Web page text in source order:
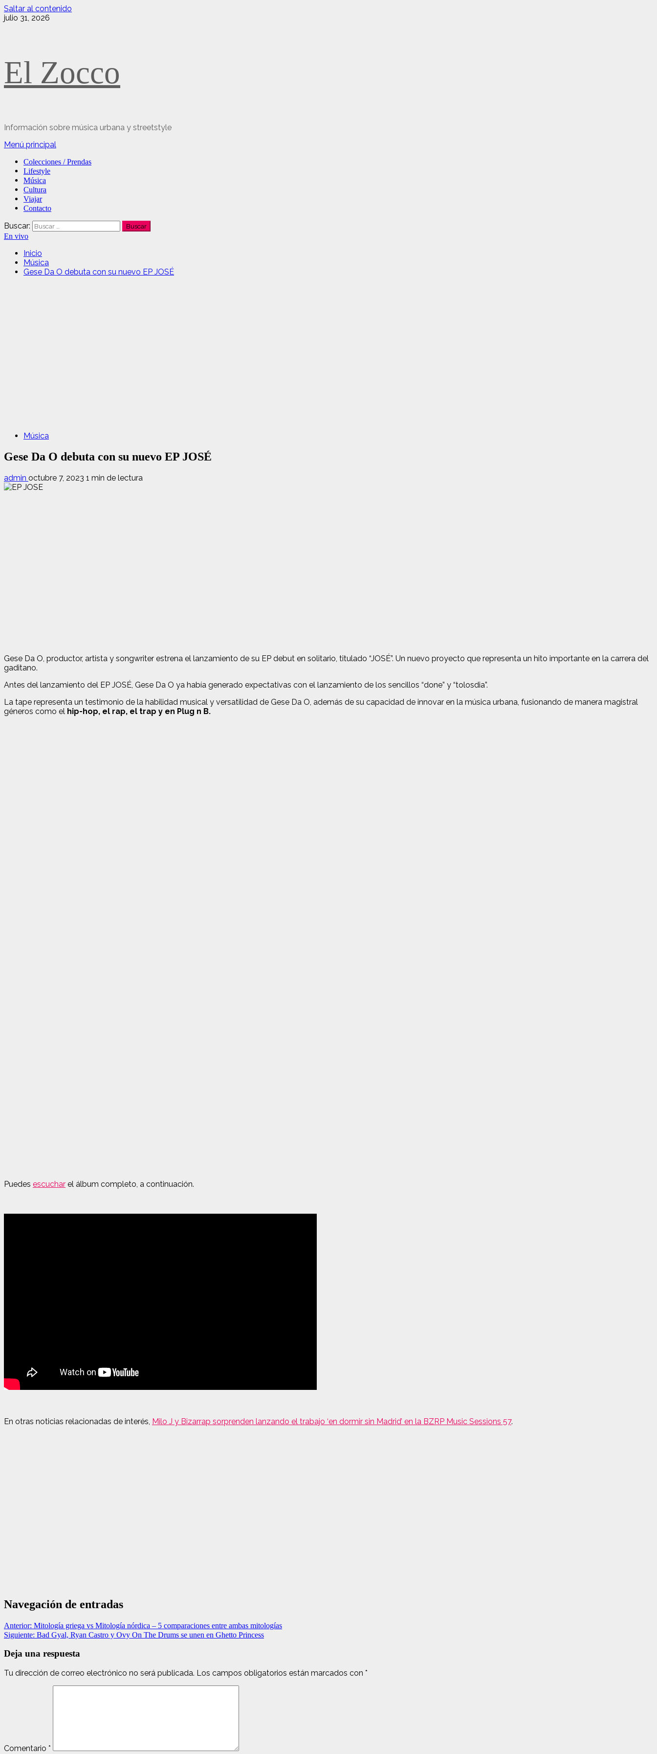
Saltar al contenido
julio 31, 2026
El Zocco
Información sobre música urbana y streetstyle
Menú principal
Colecciones / Prendas
Lifestyle
Música
Cultura
Viajar
Contacto
Buscar:
En vivo
Inicio
Música
Gese Da O debuta con su nuevo EP JOSÉ
Música
Gese Da O debuta con su nuevo EP JOSÉ
admin octubre 7, 2023 1 min de lectura
Gese Da O, productor, artista y songwriter estrena el lanzamiento de su EP debut en solitario, titulado “JOSÉ”. Un nuevo proyecto que representa un hito importante en la carrera del
gaditano.
Antes del lanzamiento del EP JOSÉ, Gese Da O ya había generado expectativas con el lanzamiento de los sencillos “done” y “tolosdia”.
La tape representa un testimonio de la habilidad musical y versatilidad de Gese Da O, además de su capacidad de innovar en la música urbana, fusionando de manera magistral
géneros como el hip-hop, el rap, el trap y en Plug n B.
Puedes escuchar el álbum completo, a continuación.
En otras noticias relacionadas de interés, Milo J y Bizarrap sorprenden lanzando el trabajo ‘en dormir sin Madrid’ en la BZRP Music Sessions 57.
Navegación de entradas
Anterior: Mitología griega vs Mitología nórdica – 5 comparaciones entre ambas mitologías
Siguiente: Bad Gyal, Ryan Castro y Ovy On The Drums se unen en Ghetto Princess
Deja una respuesta
Tu dirección de correo electrónico no será publicada. Los campos obligatorios están marcados con *
Comentario *